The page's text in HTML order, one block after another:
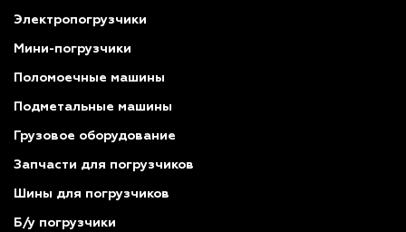
Электропогрузчики
Мини-погрузчики
Поломоечные машины
Подметальные машины
Грузовое оборудование
Запчасти для погрузчиков
Шины для погрузчиков
Б/у погрузчики